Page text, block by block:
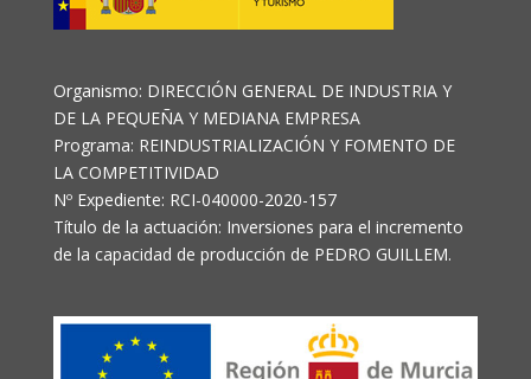
Organismo: DIRECCIÓN GENERAL DE INDUSTRIA Y
DE LA PEQUEÑA Y MEDIANA EMPRESA
Programa: REINDUSTRIALIZACIÓN Y FOMENTO DE
LA COMPETITIVIDAD
Nº Expediente: RCI-040000-2020-157
Título de la actuación: Inversiones para el incremento
de la capacidad de producción de PEDRO GUILLEM.